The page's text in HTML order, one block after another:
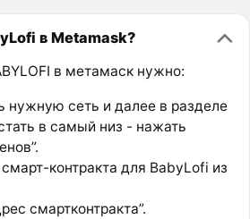
в Metamask?
в метамаск нужно:
нужную сеть и далее в разделе
в самый низ - нажать
контракта для BabyLofi из
смартконтракта”.